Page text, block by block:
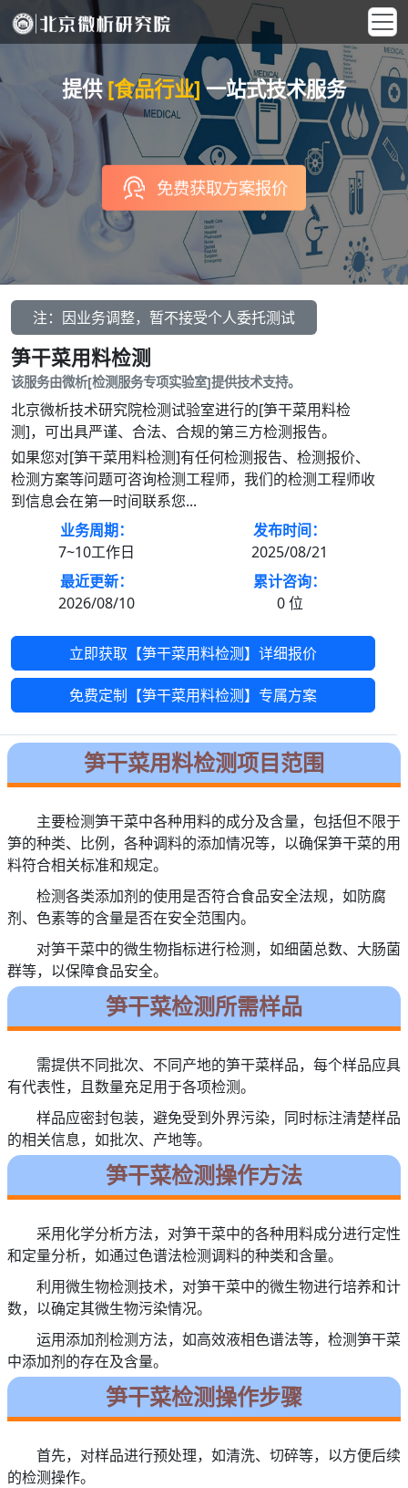
提供[食品行业]一站式技术服务
免费获取方案报价
注：因业务调整，暂不接受个人委托测试
笋干菜用料检测
该服务由微析[检测服务专项实验室]提供技术支持。
北京微析技术研究院检测试验室进行的[笋干菜用料检
测]，可出具严谨、合法、合规的第三方检测报告。
如果您对[笋干菜用料检测]有任何检测报告、检测报价、
检测方案等问题可咨询检测工程师，我们的检测工程师收
到信息会在第一时间联系您...
业务周期：
7~10工作日
发布时间：
2025/08/21
最近更新：
2026/08/10
累计咨询：
0位
立即获取【笋干菜用料检测】详细报价
免费定制【笋干菜用料检测】专属方案
笋干菜用料检测项目范围
主要检测笋干菜中各种用料的成分及含量，包括但不限于
笋的种类、比例，各种调料的添加情况等，以确保笋干菜的用
料符合相关标准和规定。
检测各类添加剂的使用是否符合食品安全法规，如防腐
剂、色素等的含量是否在安全范围内。
对笋干菜中的微生物指标进行检测，如细菌总数、大肠菌
群等，以保障食品安全。
笋干菜检测所需样品
需提供不同批次、不同产地的笋干菜样品，每个样品应具
有代表性，且数量充足用于各项检测。
样品应密封包装，避免受到外界污染，同时标注清楚样品
的相关信息，如批次、产地等。
笋干菜检测操作方法
采用化学分析方法，对笋干菜中的各种用料成分进行定性
和定量分析，如通过色谱法检测调料的种类和含量。
利用微生物检测技术，对笋干菜中的微生物进行培养和计
数，以确定其微生物污染情况。
运用添加剂检测方法，如高效液相色谱法等，检测笋干菜
中添加剂的存在及含量。
笋干菜检测操作步骤
首先，对样品进行预处理，如清洗、切碎等，以方便后续
的检测操作。